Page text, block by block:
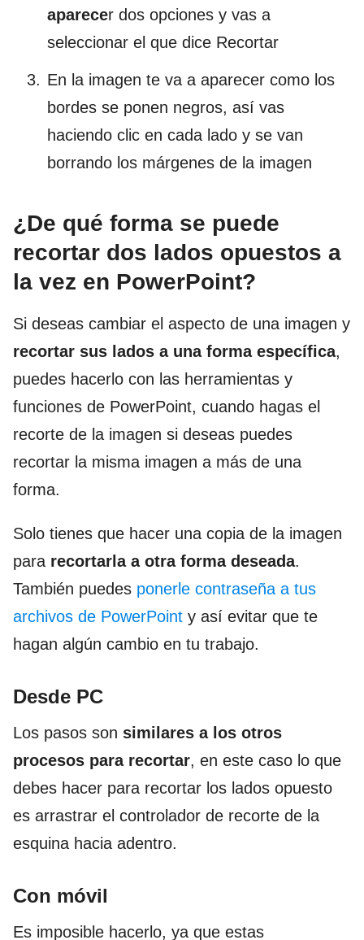
aparecer dos opciones y vas a
seleccionar el que dice Recortar
En la imagen te va a aparecer como los
bordes se ponen negros, así vas
haciendo clic en cada lado y se van
borrando los márgenes de la imagen
¿De qué forma se puede
recortar dos lados opuestos a
la vez en PowerPoint?
Si deseas cambiar el aspecto de una imagen y
recortar sus lados a una forma específica,
puedes hacerlo con las herramientas y
funciones de PowerPoint, cuando hagas el
recorte de la imagen si deseas puedes
recortar la misma imagen a más de una
forma.
Solo tienes que hacer una copia de la imagen
para recortarla a otra forma deseada.
También puedes ponerle contraseña a tus
archivos de PowerPoint y así evitar que te
hagan algún cambio en tu trabajo.
Desde PC
Los pasos son similares a los otros
procesos para recortar, en este caso lo que
debes hacer para recortar los lados opuesto
es arrastrar el controlador de recorte de la
esquina hacia adentro.
Con móvil
Es imposible hacerlo, ya que estas